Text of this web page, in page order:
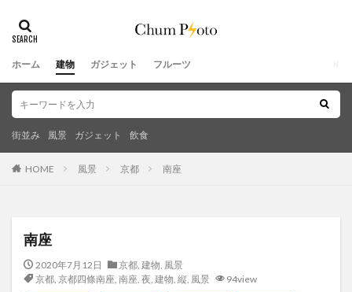
ホーム 建物 ガジェット フルーツ
街並み 風景 ガジェット 飲食
HOME 風景 京都 南座
南座
2020年7月12日 京都, 建物, 風景
京都, 京都四條南座, 南座, 夜, 建物, 縦, 風景 94view